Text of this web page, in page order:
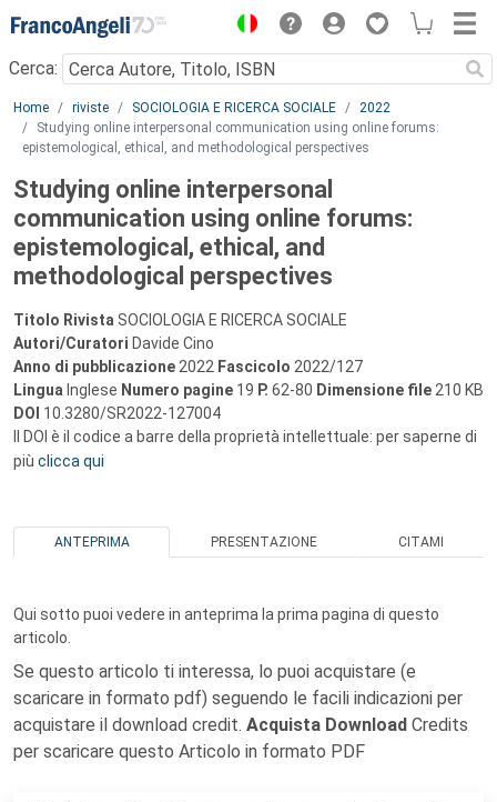
Menu
Cerca:
Main content
Home riviste SOCIOLOGIA E RICERCA SOCIALE
2022
Studying online interpersonal communication using online forums:
epistemological, ethical, and methodological perspectives
Studying online interpersonal
communication using online forums:
epistemological, ethical, and
methodological perspectives
Titolo Rivista SOCIOLOGIA E RICERCA SOCIALE
Autori/Curatori Davide Cino
Anno di pubblicazione 2022 Fascicolo 2022/127
Lingua Inglese Numero pagine 19 P. 62-80 Dimensione file 210 KB
DOI 10.3280/SR2022-127004
Il DOI è il codice a barre della proprietà intellettuale: per saperne di
più clicca qui
ANTEPRIMA PRESENTAZIONE CITAMI
Qui sotto puoi vedere in anteprima la prima pagina di questo
articolo.
Se questo articolo ti interessa, lo puoi acquistare (e
scaricare in formato pdf) seguendo le facili indicazioni per
acquistare il download credit. Acquista Download Credits
per scaricare questo Articolo in formato PDF